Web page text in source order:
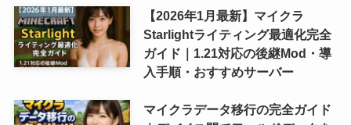
【2026年1月最新】マイクラ
Starlightライティング最適化完全
ガイド｜1.21対応の後継Mod・導
入手順・おすすめサーバー
マイクラデータ移行の完全ガイド